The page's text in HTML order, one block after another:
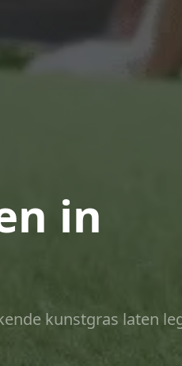
in
kunstgras laten